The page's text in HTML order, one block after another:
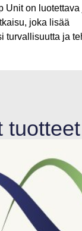
Unit on luotettava
joka lisää
turvallisuutta ja
tuotteet